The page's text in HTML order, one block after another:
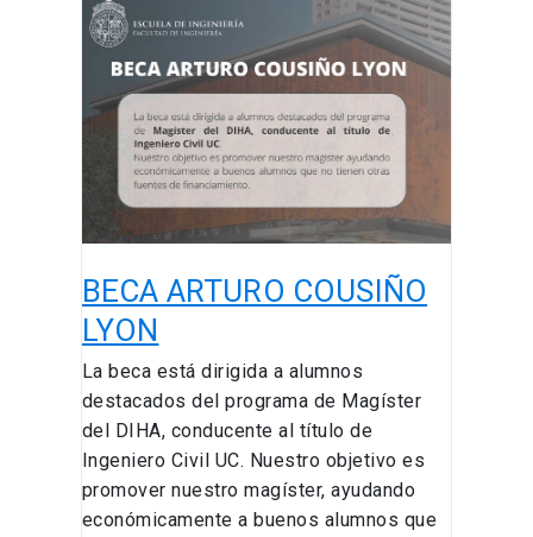
BECA ARTURO COUSIÑO
LYON
La beca está dirigida a alumnos
destacados del programa de Magíster
del DIHA, conducente al título de
Ingeniero Civil UC. Nuestro objetivo es
promover nuestro magíster, ayudando
económicamente a buenos alumnos que
ARTURO
COUSIÑO